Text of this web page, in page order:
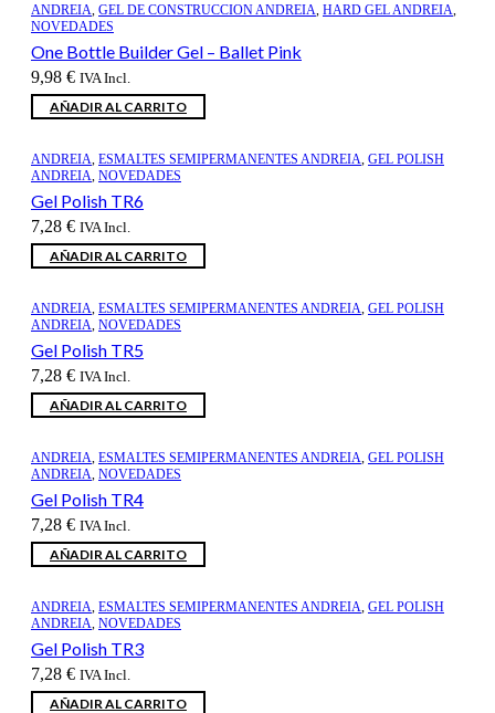
ANDREIA, GEL DE CONSTRUCCION ANDREIA, HARD GEL ANDREIA,
NOVEDADES
One Bottle Builder Gel – Ballet Pink
9,98 € IVA Incl.
AÑADIR AL CARRITO
ANDREIA, ESMALTES SEMIPERMANENTES ANDREIA, GEL POLISH
ANDREIA, NOVEDADES
Gel Polish TR6
7,28 € IVA Incl.
AÑADIR AL CARRITO
ANDREIA, ESMALTES SEMIPERMANENTES ANDREIA, GEL POLISH
ANDREIA, NOVEDADES
Gel Polish TR5
7,28 € IVA Incl.
AÑADIR AL CARRITO
ANDREIA, ESMALTES SEMIPERMANENTES ANDREIA, GEL POLISH
ANDREIA, NOVEDADES
Gel Polish TR4
7,28 € IVA Incl.
AÑADIR AL CARRITO
ANDREIA, ESMALTES SEMIPERMANENTES ANDREIA, GEL POLISH
ANDREIA, NOVEDADES
Gel Polish TR3
7,28 € IVA Incl.
AÑADIR AL CARRITO